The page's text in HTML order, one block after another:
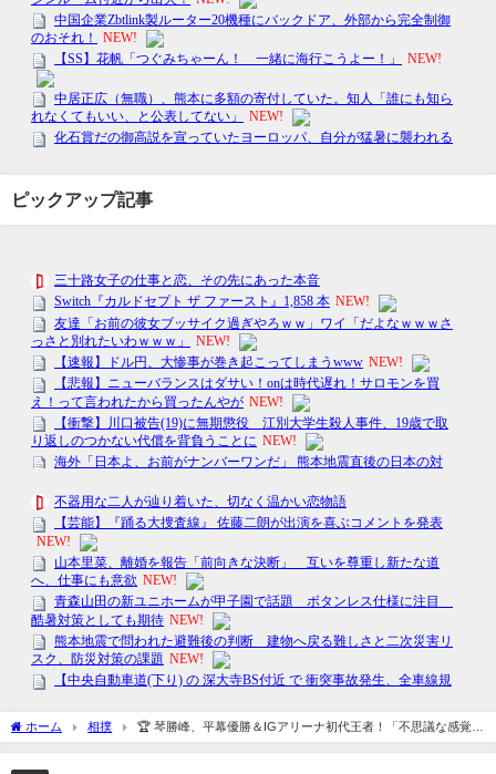
ピックアップ記事
ホーム 相撲
🏆 琴勝峰、平幕優勝＆IGアリーナ初代王者！「不思議な感覚」
の一夜明け会見に密着